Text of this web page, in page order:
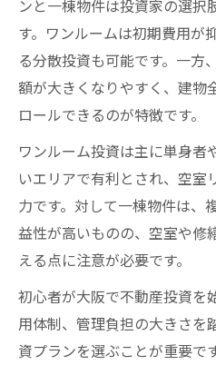
ンと一棟物件は投資家の選択
す。ワンルームは初期費用が
る分散投資も可能です。一方
額が大きくなりやすく、建物
ロールできるのが特徴です。
ワンルーム投資は主に単身者
いエリアで有利とされ、空室
力です。対して一棟物件は、
益性が高いものの、空室や修
える点に注意が必要です。
初心者が大阪で不動産投資を
用体制、管理負担の大きさを
資プランを選ぶことが重要で